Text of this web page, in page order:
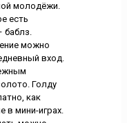
молодёжи.
есть
баблз.
можно
вход.
Голду
как
в мини-играх.